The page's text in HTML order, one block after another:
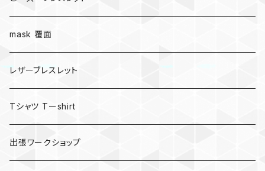
mask 覆面
レザーブレスレット
Tシャツ Tーshirt
出張ワークショップ